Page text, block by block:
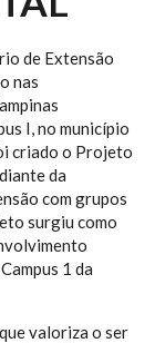
de Extensão
nas
I, no município
criado o Projeto
da
com grupos
surgiu como
1 da
valoriza o ser